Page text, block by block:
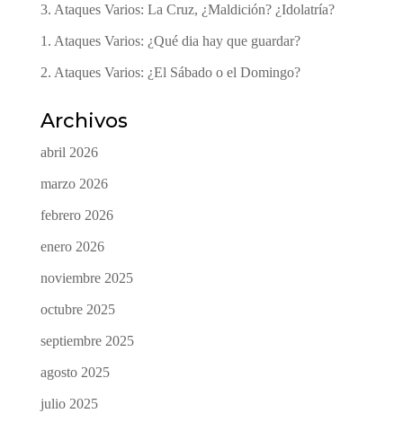
3. Ataques Varios: La Cruz, ¿Maldición? ¿Idolatría?
1. Ataques Varios: ¿Qué dia hay que guardar?
2. Ataques Varios: ¿El Sábado o el Domingo?
Archivos
abril 2026
marzo 2026
febrero 2026
enero 2026
noviembre 2025
octubre 2025
septiembre 2025
agosto 2025
julio 2025